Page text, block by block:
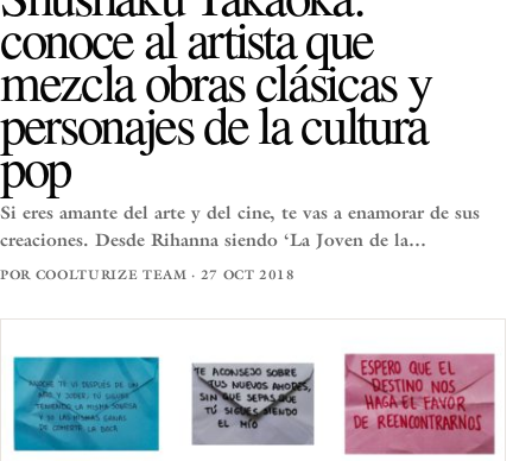
conoce al artista que
mezcla obras clásicas y
personajes de la cultura
pop
Si eres amante del arte y del cine, te vas a enamorar de sus
creaciones. Desde Rihanna siendo ‘La Joven de la…
POR COOLTURIZE TEAM · 27 OCT 2018